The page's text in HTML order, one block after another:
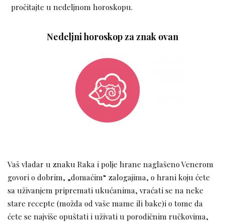
pročitajte u nedeljnom horoskopu.
Nedeljni horoskop za znak ovan
Vaš vladar u znaku Raka i polje hrane naglašeno Venerom
govori o dobrim, „domaćim“ zalogajima, o hrani koju ćete
sa uživanjem pripremati ukućanima, vraćati se na neke
stare recepte (možda od vaše mame ili bake)i o tome da
ćete se najviše opuštati i uživati u porodičnim ručkovima,